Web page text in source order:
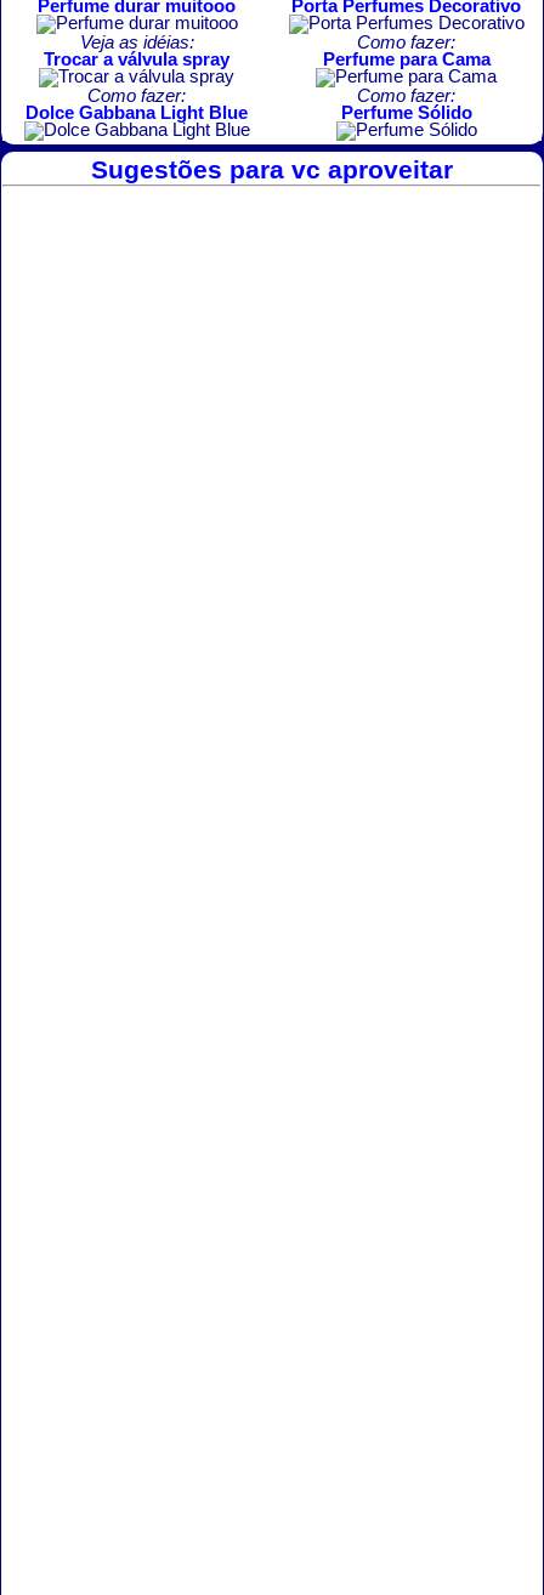
Perfume durar muitooo
Porta Perfumes Decorativo
Veja as idéias:
Trocar a válvula spray
Como fazer:
Perfume para Cama
Como fazer:
Dolce Gabbana Light Blue
Como fazer:
Perfume Sólido
Sugestões para vc aproveitar